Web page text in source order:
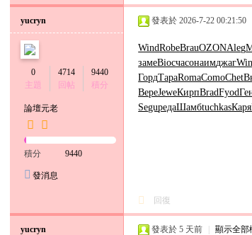
yucryn
0
主題
4714
回帖
9440
積分
論壇元老
積分 9440
發消息
發表於 2026-7-22 00:21:50
WindRobeBrauOZONAleg
замеBiocчасонаимджаг
ГордТараRomaComoChet
ВереJeweКирпBradFyod
SeguредаШамбtuchkasКаря
回復
yucryn 發表於5 天前 顯示全部